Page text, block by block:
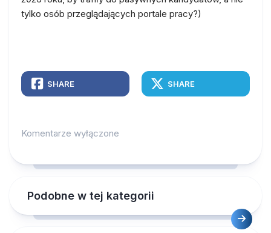
tylko osób przeglądających portale pracy?)
SHARE SHARE
Komentarze wyłączone
Podobne w tej kategorii